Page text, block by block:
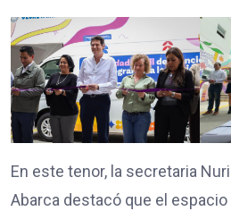
En este tenor, la secretaria
Abarca destacó que el